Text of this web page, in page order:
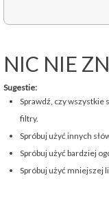
NIC NIE
Sugestie:
Sprawdź, czy wszystkie
filtry.
Spróbuj użyć innych
Spróbuj użyć bardziej
Spróbuj użyć mniejszej